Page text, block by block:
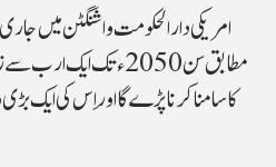
امریکی دارالحکومت واشنگٹن میں
مطابق سن 2050ء تک ایک
کا سامنا کرنا پڑے گا اور اِس کی ایک